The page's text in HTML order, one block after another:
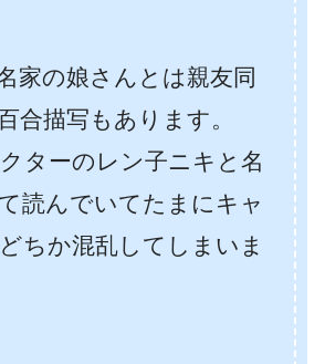
家の娘さんとは親友同
合描写もあります。
ターのレン子ニキと名
読んでいてたまにキャ
ちか混乱してしまいま